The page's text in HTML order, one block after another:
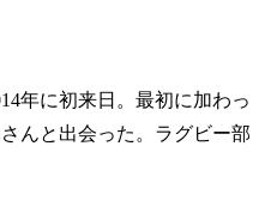
年に初来日。最初に加わっ
んと出会った。ラグビー部